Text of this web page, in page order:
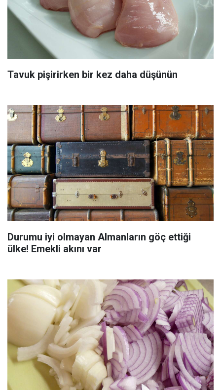
Tavuk pişirirken bir kez daha düşünün
Durumu iyi olmayan Almanların göç ettiği
ülke! Emekli akını var